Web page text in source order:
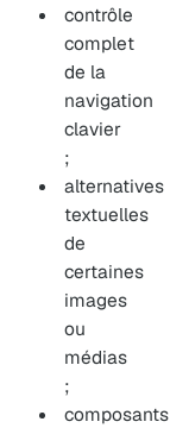
contrôle
complet
de la
navigation
clavier
;
alternatives
textuelles
de
certaines
images
ou
médias
;
composants